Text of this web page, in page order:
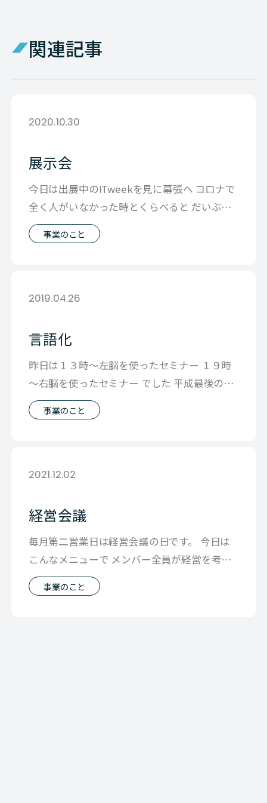
関連記事
2020.10.30
展示会
今日は出展中のITweekを見に幕張へ コロナで
全く人がいなかった時とくらべると だいぶ展
示会にも人が戻ってきてるのが印
事業のこと
2019.04.26
言語化
昨日は１３時～左脳を使ったセミナー １９時
～右脳を使ったセミナー でした 平成最後の営
業日前という信じられないぐらい 忙
事業のこと
2021.12.02
経営会議
毎月第二営業日は経営会議の日です。 今日は
こんなメニューで メンバー全員が経営を考え
るための 情報共有の時間をとりました
事業のこと